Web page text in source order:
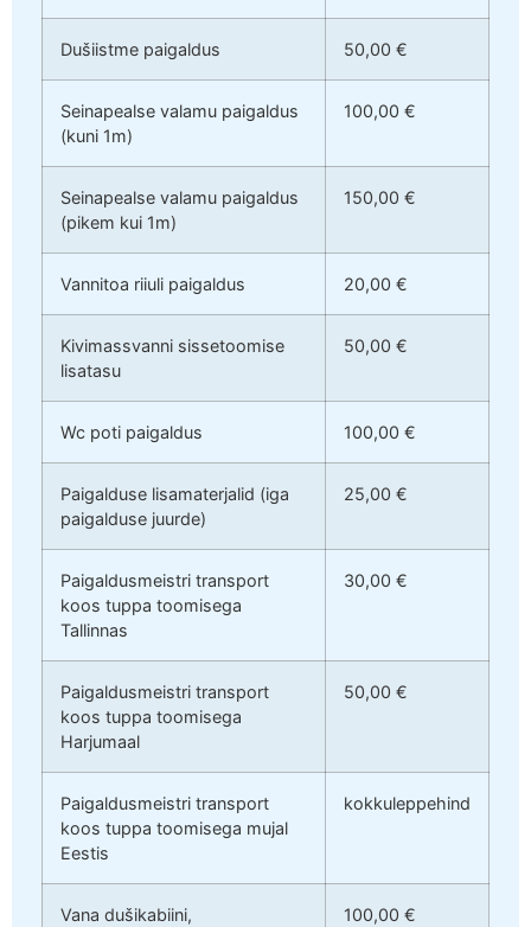
Dušiistme paigaldus 50,00 €
Seinapealse valamu paigaldus
(kuni 1m)
100,00 €
Seinapealse valamu paigaldus
(pikem kui 1m)
150,00 €
Vannitoa riiuli paigaldus 20,00 €
Kivimassvanni sissetoomise
lisatasu
50,00 €
Wc poti paigaldus 100,00 €
Paigalduse lisamaterjalid (iga
paigalduse juurde)
25,00 €
Paigaldusmeistri transport
koos tuppa toomisega
Tallinnas
30,00 €
Paigaldusmeistri transport
koos tuppa toomisega
Harjumaal
50,00 €
Paigaldusmeistri transport
koos tuppa toomisega mujal
Eestis
kokkuleppehind
Vana dušikabiini,
100,00 €